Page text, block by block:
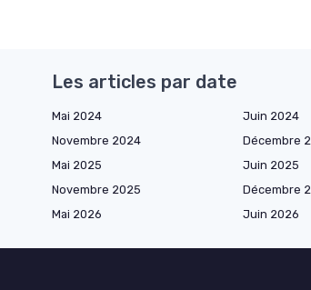
Les articles par date
Mai 2024 Juin 2024
Novembre 2024
Décembre
Mai 2025
Juin 2025
Novembre 2025
Décembre
Mai 2026
Juin 2026